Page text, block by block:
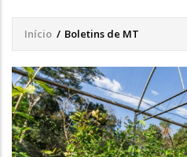
Trilha
de
navegação
Início / Boletins de MT